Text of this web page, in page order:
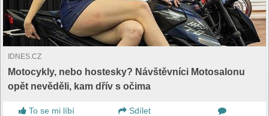
IDNES.CZ
Motocykly, nebo hostesky? Návštěvníci Motosalonu
opět nevěděli, kam dřív s očima
To se mi líbí
Sdílet